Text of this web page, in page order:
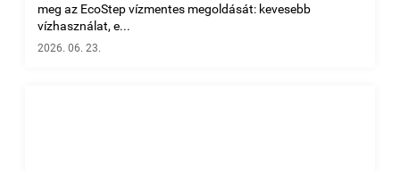
meg az EcoStep vízmentes megoldását: kevesebb
vízhasználat, e...
2026. 06. 23.